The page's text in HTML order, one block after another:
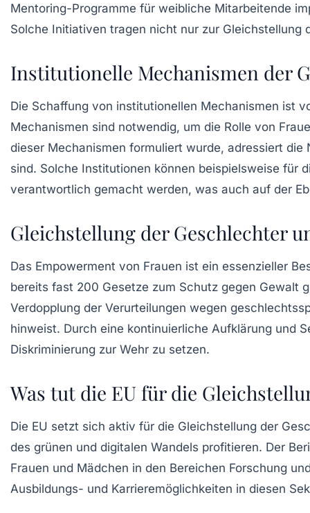
Mentoring-Programme für weibliche Mitarbeitende
Solche Initiativen tragen nicht nur zur
Institutionelle Mechanismen der
Die Schaffung von institutionellen Mechanismen ist
Mechanismen sind notwendig, um die Rolle von
dieser Mechanismen formuliert wurde, adressiert
sind. Solche Institutionen können beispielsweise für
verantwortlich gemacht werden, was auch auf der
Gleichstellung der Geschlechter
Das Empowerment von Frauen ist ein essenzieller
bereits fast 200 Gesetze zum Schutz gegen Gewalt
Verdopplung der Verurteilungen wegen
hinweist. Durch eine kontinuierliche Aufklärung und
Diskriminierung zur Wehr zu setzen.
Was tut die EU für die
Die EU setzt sich aktiv für die Gleichstellung der
des grünen und digitalen Wandels profitieren. Der
Frauen und Mädchen in den Bereichen Forschung
Ausbildungs- und Karrieremöglichkeiten in diesen